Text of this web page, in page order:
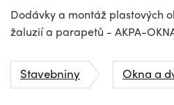
Dodávky a montáž plastových
žaluzií a parapetů - AKPA-
Stavebniny Okna a